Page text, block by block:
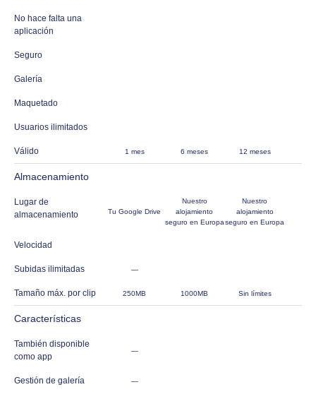
No hace falta una
aplicación
Seguro
Galería
Maquetado
Usuarios ilimitados
Válido 1 mes 6 meses 12 meses
Almacenamiento
Lugar de
almacenamiento
Tu Google Drive
Nuestro
alojamiento
seguro en Europa
Nuestro
alojamiento
seguro en Europa
Velocidad
Subidas ilimitadas —
Tamaño máx. por clip 250MB 1000MB Sin límites
Características
También disponible
como app
—
Gestión de galería —